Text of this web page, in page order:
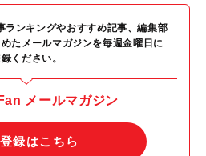
ンキングやおすすめ記事、編集部
たメールマガジンを毎週金曜日に
ください。
メールマガジン
録はこちら